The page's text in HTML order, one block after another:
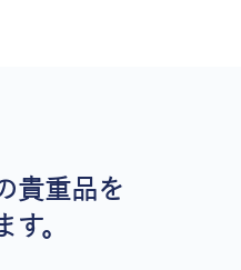
貴重品を
。